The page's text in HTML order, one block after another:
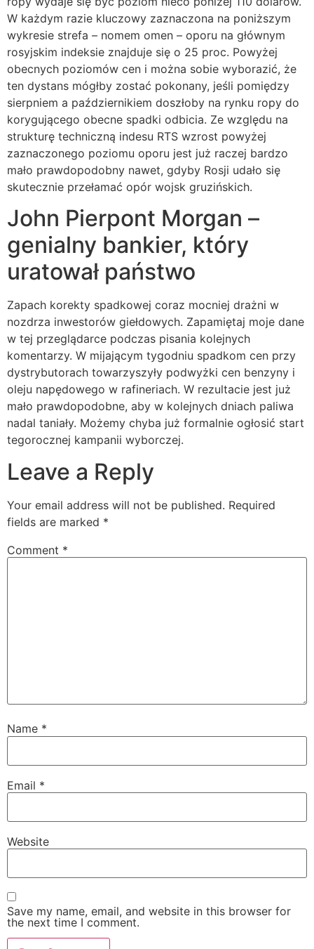
W każdym razie kluczowy zaznaczona na poniższym
wykresie strefa – nomem omen – oporu na głównym
rosyjskim indeksie znajduje się o 25 proc. Powyżej
obecnych poziomów cen i można sobie wyborazić, że
ten dystans mógłby zostać pokonany, jeśli pomiędzy
sierpniem a październikiem doszłoby na rynku ropy do
korygującego obecne spadki odbicia. Ze względu na
strukturę techniczną indesu RTS wzrost powyżej
zaznaczonego poziomu oporu jest już raczej bardzo
mało prawdopodobny nawet, gdyby Rosji udało się
skutecznie przełamać opór wojsk gruzińskich.
John Pierpont Morgan –
genialny bankier, który
uratował państwo
Zapach korekty spadkowej coraz mocniej drażni w
nozdrza inwestorów giełdowych. Zapamiętaj moje dane
w tej przeglądarce podczas pisania kolejnych
komentarzy. W mijającym tygodniu spadkom cen przy
dystrybutorach towarzyszyły podwyżki cen benzyny i
oleju napędowego w rafineriach. W rezultacie jest już
mało prawdopodobne, aby w kolejnych dniach paliwa
nadal taniały. Możemy chyba już formalnie ogłosić start
tegorocznej kampanii wyborczej.
Leave a Reply
Your email address will not be published. Required
fields are marked *
Comment *
Name *
Email *
Website
Save my name, email, and website in this browser for
the next time I comment.